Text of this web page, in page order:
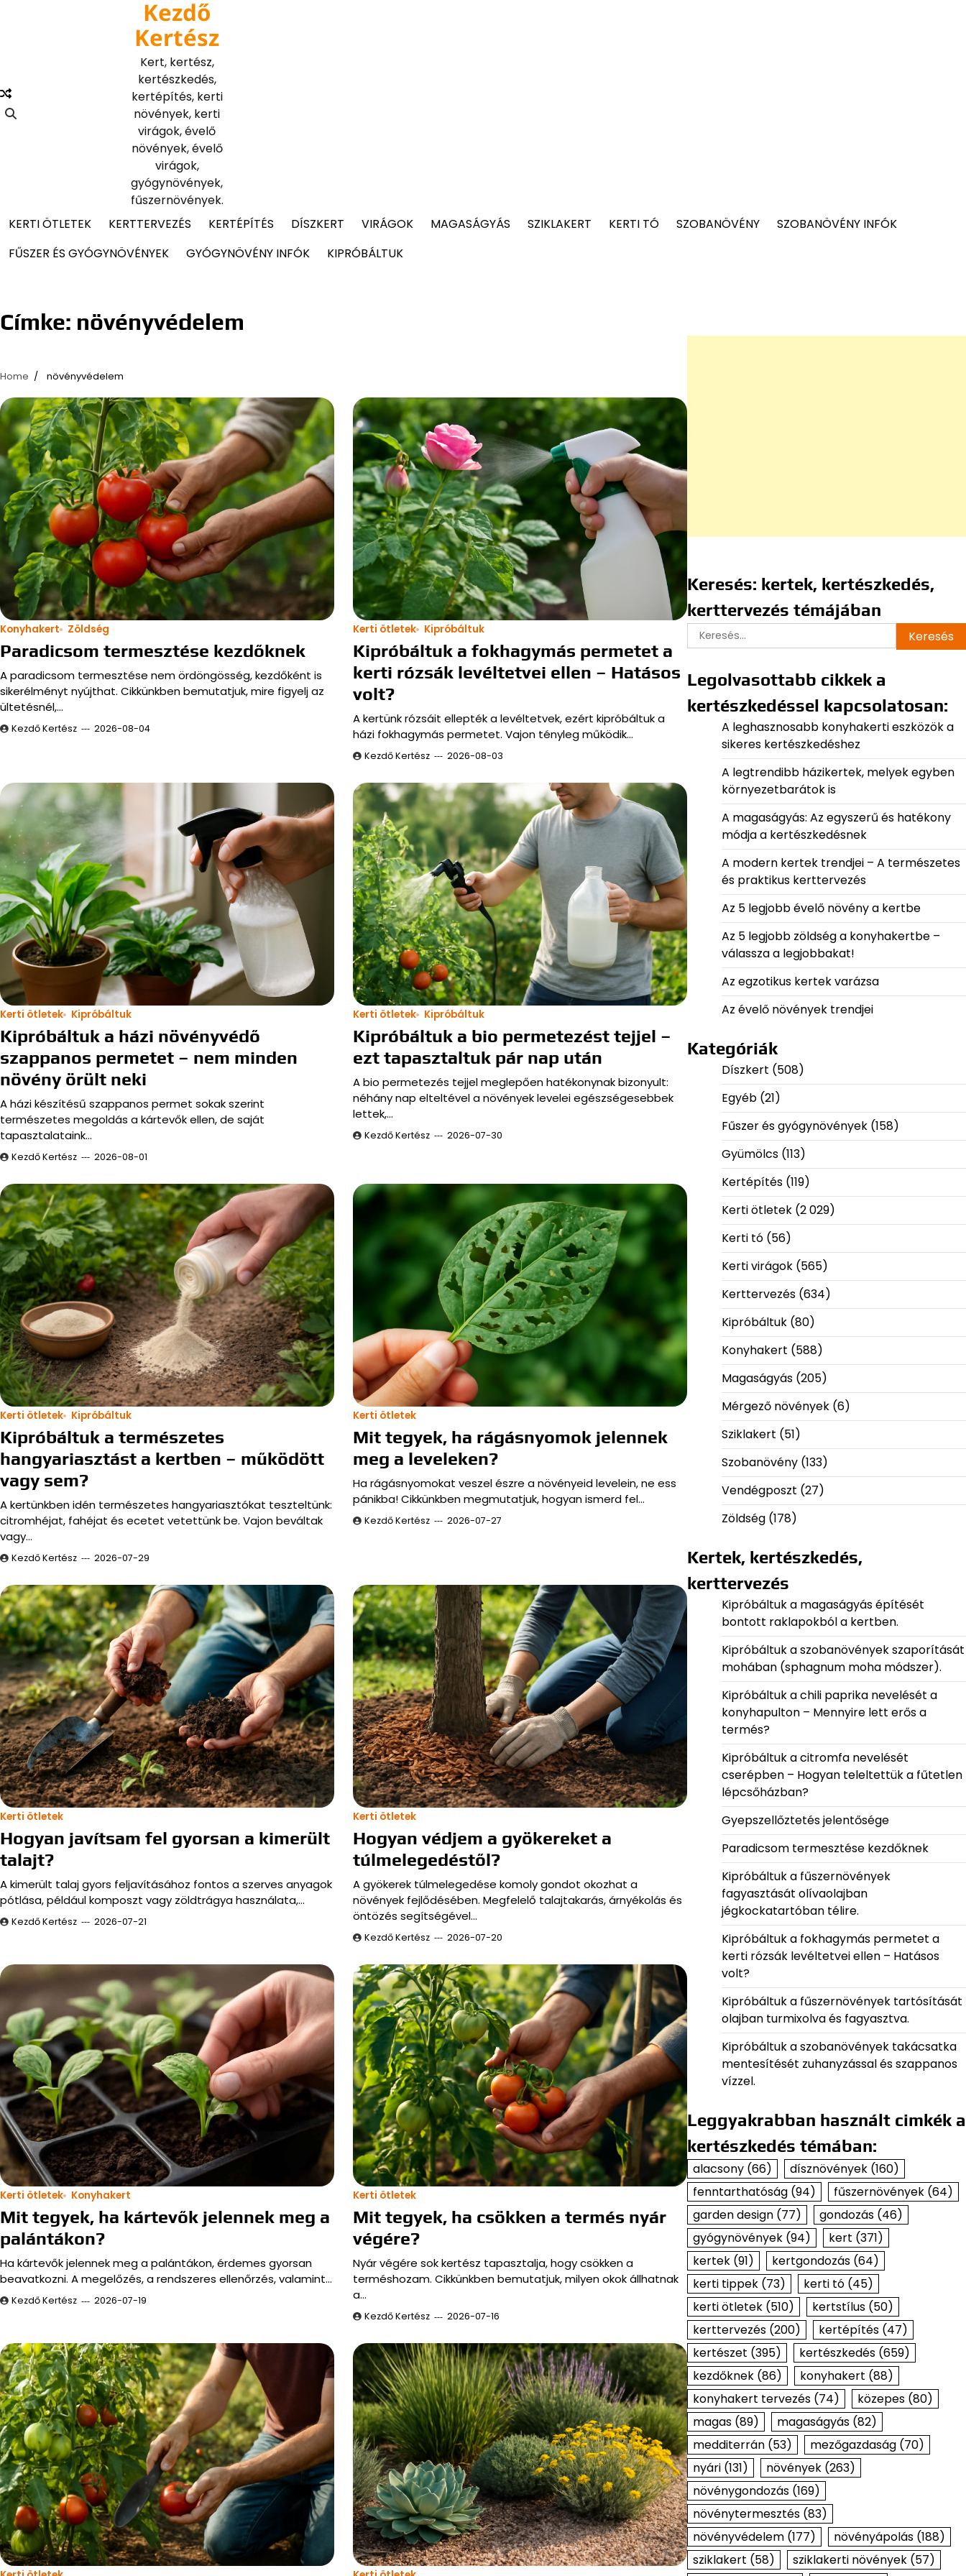
Kezdő
Kertész
Kert, kertész,
kertészkedés,
kertépítés, kerti
növények, kerti
virágok, évelő
növények, évelő
virágok,
gyógynövények,
fűszernövények.
KERTI ÖTLETEK
KERTTERVEZÉS KERTÉPÍTÉS DÍSZKERT VIRÁGOK MAGASÁGYÁS SZIKLAKERT KERTI TÓ SZOBANÖVÉNY
SZOBANÖVÉNY INFÓK
FŰSZER ÉS GYÓGYNÖVÉNYEK
GYÓGYNÖVÉNY INFÓK KIPRÓBÁLTUK
Címke: növényvédelem
Home növényvédelem
Konyhakert Zöldség
Paradicsom termesztése kezdőknek
A paradicsom termesztése nem ördöngösség, kezdőként is
sikerélményt nyújthat. Cikkünkben bemutatjuk, mire figyelj az
ültetésnél,…
Kezdő Kertész 2026-08-04
Kerti ötletek Kipróbáltuk
Kipróbáltuk a fokhagymás permetet a
kerti rózsák levéltetvei ellen – Hatásos
volt?
A kertünk rózsáit ellepték a levéltetvek, ezért kipróbáltuk a
házi fokhagymás permetet. Vajon tényleg működik…
Kezdő Kertész 2026-08-03
Kerti ötletek Kipróbáltuk
Kipróbáltuk a házi növényvédő
szappanos permetet – nem minden
növény örült neki
A házi készítésű szappanos permet sokak szerint
természetes megoldás a kártevők ellen, de saját
tapasztalataink…
Kezdő Kertész 2026-08-01
Kerti ötletek Kipróbáltuk
Kipróbáltuk a bio permetezést tejjel –
ezt tapasztaltuk pár nap után
A bio permetezés tejjel meglepően hatékonynak bizonyult:
néhány nap elteltével a növények levelei egészségesebbek
lettek,…
Kezdő Kertész 2026-07-30
Kerti ötletek Kipróbáltuk
Kipróbáltuk a természetes
hangyariasztást a kertben – működött
vagy sem?
A kertünkben idén természetes hangyariasztókat teszteltünk:
citromhéjat, fahéjat és ecetet vetettünk be. Vajon beváltak
vagy…
Kezdő Kertész 2026-07-29
Kerti ötletek
Mit tegyek, ha rágásnyomok jelennek
meg a leveleken?
Ha rágásnyomokat veszel észre a növényeid levelein, ne ess
pánikba! Cikkünkben megmutatjuk, hogyan ismerd fel…
Kezdő Kertész 2026-07-27
Kerti ötletek
Hogyan javítsam fel gyorsan a kimerült
talajt?
A kimerült talaj gyors feljavításához fontos a szerves anyagok
pótlása, például komposzt vagy zöldtrágya használata,…
Kezdő Kertész 2026-07-21
Kerti ötletek
Hogyan védjem a gyökereket a
túlmelegedéstől?
A gyökerek túlmelegedése komoly gondot okozhat a
növények fejlődésében. Megfelelő talajtakarás, árnyékolás és
öntözés segítségével…
Kezdő Kertész 2026-07-20
Kerti ötletek Konyhakert
Mit tegyek, ha kártevők jelennek meg a
palántákon?
Ha kártevők jelennek meg a palántákon, érdemes gyorsan
beavatkozni. A megelőzés, a rendszeres ellenőrzés, valamint…
Kezdő Kertész 2026-07-19
Kerti ötletek
Mit tegyek, ha csökken a termés nyár
végére?
Nyár végére sok kertész tapasztalja, hogy csökken a
terméshozam. Cikkünkben bemutatjuk, milyen okok állhatnak
a…
Kezdő Kertész 2026-07-16
Keresés: kertek, kertészkedés,
kerttervezés témájában
Keresés:
Legolvasottabb cikkek a
kertészkedéssel kapcsolatosan:
A leghasznosabb konyhakerti eszközök a
sikeres kertészkedéshez
A legtrendibb házikertek, melyek egyben
környezetbarátok is
A magaságyás: Az egyszerű és hatékony
módja a kertészkedésnek
A modern kertek trendjei – A természetes
és praktikus kerttervezés
Az 5 legjobb évelő növény a kertbe
Az 5 legjobb zöldség a konyhakertbe –
válassza a legjobbakat!
Az egzotikus kertek varázsa
Az évelő növények trendjei
Kategóriák
Díszkert (508)
Egyéb(21)
Fűszer és gyógynövények(158)
Gyümölcs(113)
Kertépítés(119)
Kerti ötletek(2 029)
Kerti tó(56)
Kerti virágok(565)
Kerttervezés(634)
Kipróbáltuk(80)
Konyhakert (588)
Magaságyás(205)
Mérgező növények(6)
Sziklakert (51)
Szobanövény(133)
Vendégposzt (27)
Zöldség(178)
Kertek, kertészkedés,
kerttervezés
Kipróbáltuk a magaságyás építését
bontott raklapokból a kertben.
Kipróbáltuk a szobanövények szaporítását
mohában (sphagnum moha módszer).
Kipróbáltuk a chili paprika nevelését a
konyhapulton – Mennyire lett erős a
termés?
Kipróbáltuk a citromfa nevelését
cserépben – Hogyan teleltettük a fűtetlen
lépcsőházban?
Gyepszellőztetés jelentősége
Paradicsom termesztése kezdőknek
Kipróbáltuk a fűszernövények
fagyasztását olívaolajban
jégkockatartóban télire.
Kipróbáltuk a fokhagymás permetet a
kerti rózsák levéltetvei ellen – Hatásos
volt?
Kipróbáltuk a fűszernövények tartósítását
olajban turmixolva és fagyasztva.
Kipróbáltuk a szobanövények takácsatka
mentesítését zuhanyzással és szappanos
vízzel.
Leggyakrabban használt cimkék a
kertészkedés témában:
alacsony(66) dísznövények(160)
fenntarthatóság(94) fűszernövények(64)
garden design(77) gondozás(46)
gyógynövények(94) kert (371)
kertek(91) kertgondozás(64)
kerti tippek(73) kerti tó(45)
kerti ötletek(510) kertstílus(50)
kerttervezés(200) kertépítés(47)
kertészet (395) kertészkedés(659)
kezdőknek(86) konyhakert (88)
konyhakert tervezés(74) közepes(80)
magas(89) magaságyás(82)
medditerrán(53) mezőgazdaság(70)
nyári(131) növények(263)
növénygondozás(169)
növénytermesztés(83)
növényvédelem(177) növényápolás(188)
sziklakert (58) sziklakerti növények(57)